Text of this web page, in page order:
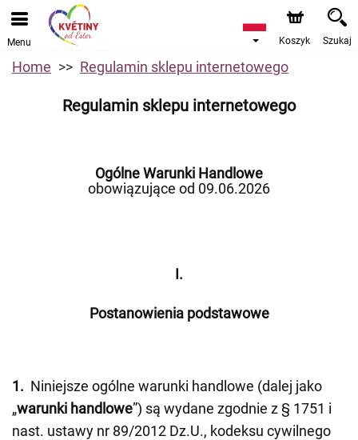
Menu Koszyk Szukaj
Home Regulamin sklepu internetowego
Regulamin sklepu internetowego
Ogólne Warunki Handlowe
obowiązujące od 09.06.2026
I.
Postanowienia podstawowe
1. Niniejsze ogólne warunki handlowe (dalej jako
„warunki handlowe”) są wydane zgodnie z § 1751 i
nast. ustawy nr 89/2012 Dz.U., kodeksu cywilnego